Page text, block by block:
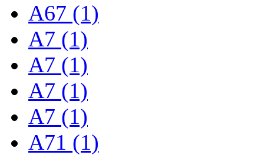
A67 (1)
A7 (1)
A7 (1)
A7 (1)
A7 (1)
A71 (1)